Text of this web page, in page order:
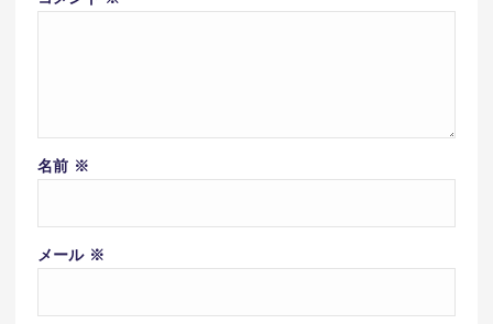
名前 ※
メール ※